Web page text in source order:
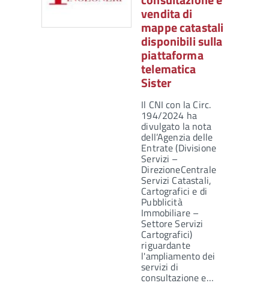
vendita di
mappe catastali
disponibili sulla
piattaforma
telematica
Sister
Il CNI con la Circ.
194/2024 ha
divulgato la nota
dell’Agenzia delle
Entrate (Divisione
Servizi –
DirezioneCentrale
Servizi Catastali,
Cartografici e di
Pubblicità
Immobiliare –
Settore Servizi
Cartografici)
riguardante
l'ampliamento dei
servizi di
consultazione e…